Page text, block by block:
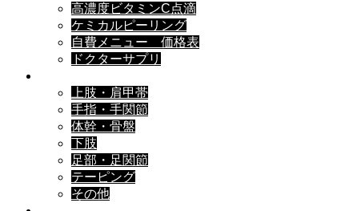
高濃度ビタミンC点滴
ケミカルピーリング
自費メニュー 価格表
ドクターサプリ
上肢・肩甲帯
手指・手関節
体幹・骨盤
下肢
足部・足関節
テーピング
その他